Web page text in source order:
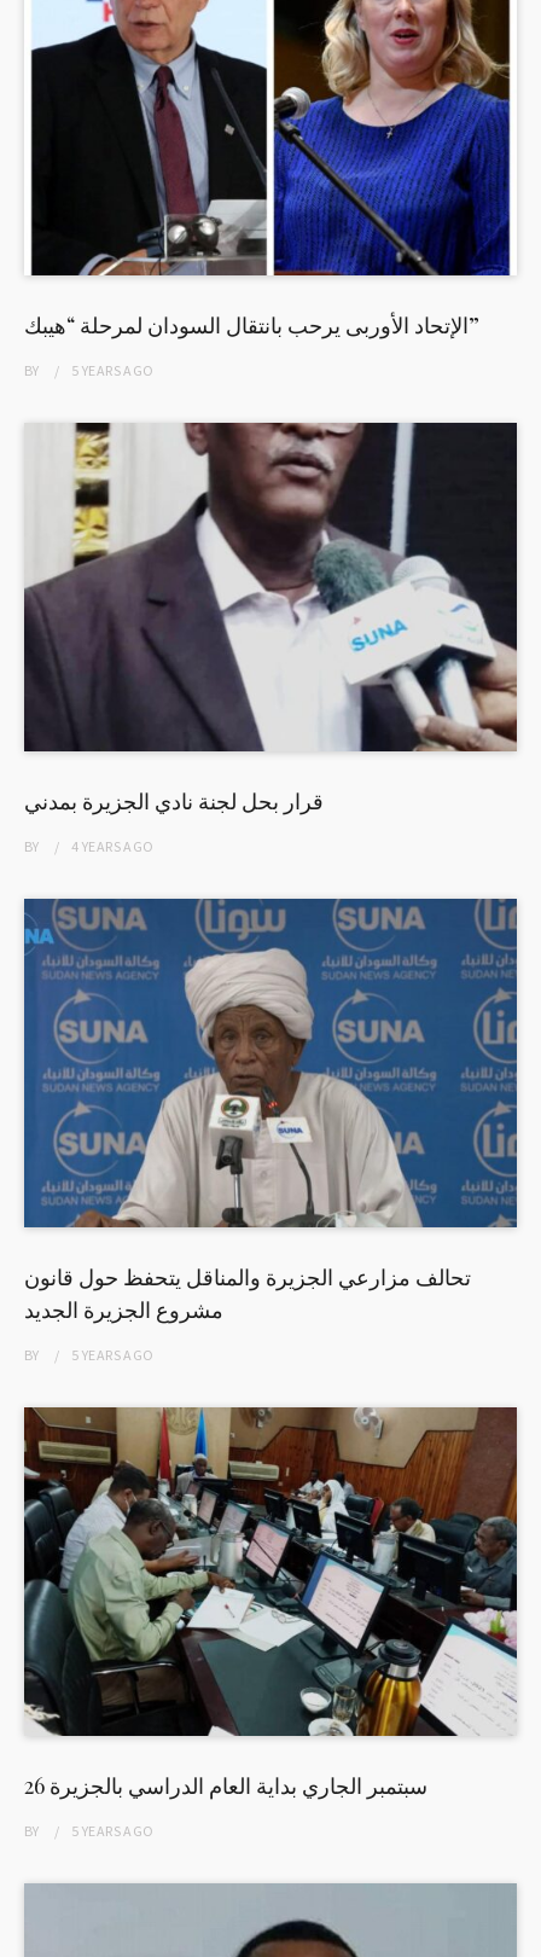
الإتحاد الأوربى يرحب بانتقال السودان لمرحلة “هيبك”
BY 5 YEARSAGO
قرار بحل لجنة نادي الجزيرة بمدني
BY 4 YEARSAGO
تحالف مزارعي الجزيرة والمناقل يتحفظ حول قانون
مشروع الجزيرة الجديد
BY 5 YEARSAGO
26 سبتمبر الجاري بداية العام الدراسي بالجزيرة
BY 5 YEARSAGO